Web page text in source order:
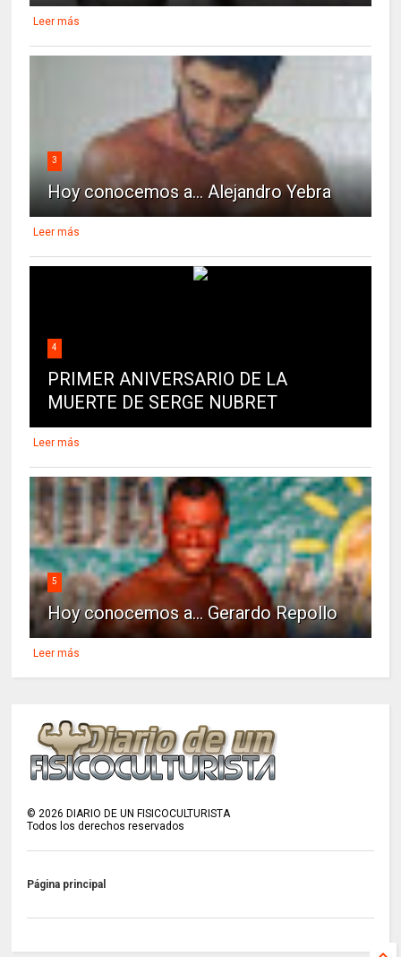
Leer más
3
Hoy conocemos a... Alejandro Yebra
Leer más
4
PRIMER ANIVERSARIO DE LA
MUERTE DE SERGE NUBRET
Leer más
5
Hoy conocemos a... Gerardo Repollo
Leer más
©2026 DIARIO DE UN FISICOCULTURISTA
Todos los derechos reservados
Página principal